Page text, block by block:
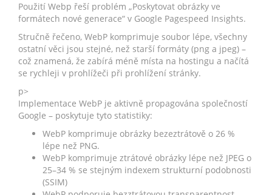
Použití Webp řeší problém „Poskytovat obrázky ve
formátech nové generace“ v Google Pagespeed Insights.
Stručně řečeno, WebP komprimuje soubor lépe, všechny
ostatní věci jsou stejné, než starší formáty (png a jpeg) –
což znamená, že zabírá méně místa na hostingu a načítá
se rychleji v prohlížeči při prohlížení stránky.
p>
Implementace WebP je aktivně propagována společností
Google – poskytuje tyto statistiky:
WebP komprimuje obrázky bezeztrátově o 26 %
lépe než PNG.
WebP komprimuje ztrátové obrázky lépe než JPEG o
25–34 % se stejným indexem strukturní podobnosti
(SSIM)